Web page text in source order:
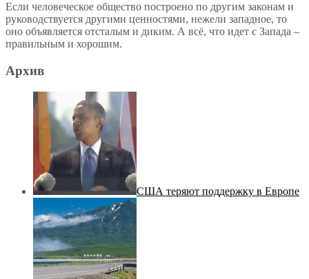
Если человеческое общество построено по другим законам и
руководствуется другими ценностями, нежели западное, то
оно объявляется отсталым и диким. А всё, что идет с Запада –
правильным и хорошим.
Архив
США теряют поддержку в Европе